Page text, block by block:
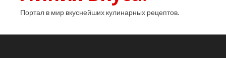
Портал в мир вкуснейших кулинарных рецептов.